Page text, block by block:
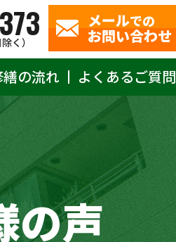
く）
メールでの
お問い合わせ
の流れ よくあるご質問
の声